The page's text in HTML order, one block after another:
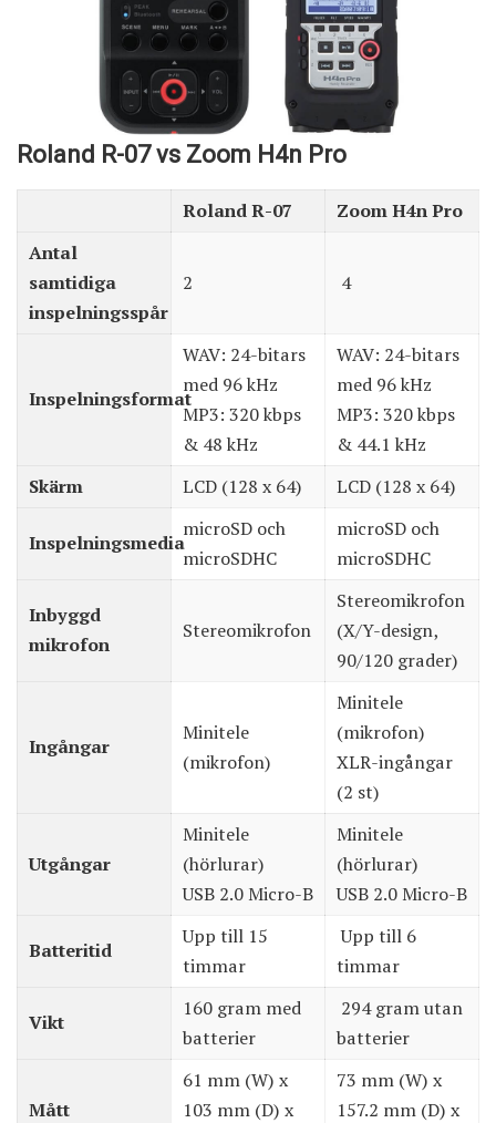
Roland R-07 vs Zoom H4n Pro
Roland R-07
Zoom H4n Pro
Antal
samtidiga
inspelningsspår
2 4
Inspelningsformat
WAV: 24-bitars
med 96 kHz
MP3: 320 kbps
& 48 kHz
WAV: 24-bitars
med 96 kHz
MP3: 320 kbps
& 44.1 kHz
Skärm
LCD (128 x 64) LCD (128 x 64)
Inspelningsmedia
microSD och
microSDHC
microSD och
microSDHC
Inbyggd
mikrofon
Stereomikrofon
Stereomikrofon
(X/Y-design,
90/120 grader)
Ingångar
Minitele
(mikrofon)
Minitele
(mikrofon)
XLR-ingångar
(2 st)
Utgångar
Minitele
(hörlurar)
USB 2.0 Micro-B
Minitele
(hörlurar)
USB 2.0 Micro-B
Batteritid
Upp till 15
timmar
Upp till 6
timmar
Vikt
160 gram med
batterier
294 gram utan
batterier
Mått
61 mm (W) x
103 mm (D) x
73 mm (W) x
157.2 mm (D) x